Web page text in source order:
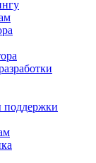
поддержки